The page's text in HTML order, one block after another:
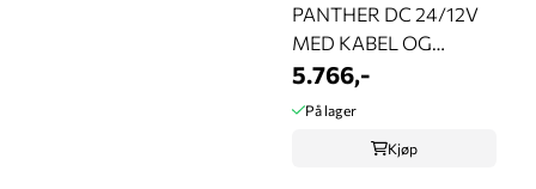
PANTHER DC 24/12V
MED KABEL OG
KLEMMER
5.766,-
På lager
Kjøp